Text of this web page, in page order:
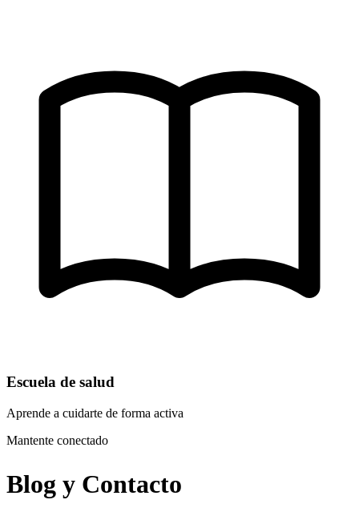
Escuela de salud
Aprende a cuidarte de forma activa
Mantente conectado
Blog y Contacto